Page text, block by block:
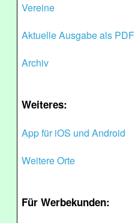
Vereine
Aktuelle Ausgabe als PDF
Archiv
Weiteres:
App für iOS und Android
Weitere Orte
Für Werbekunden: